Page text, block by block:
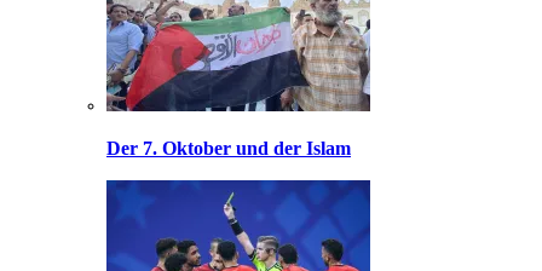
Der 7. Oktober und der Islam